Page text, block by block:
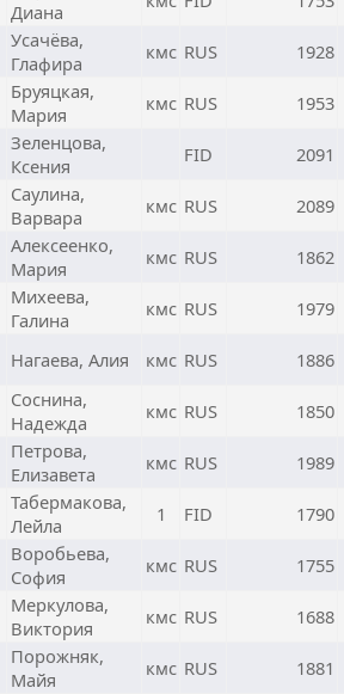
Диана
Усачёва,
Глафира
кмс RUS 1928
Бруяцкая,
Мария
кмс RUS 1953
Зеленцова,
Ксения
FID 2091
Саулина,
Варвара
кмс RUS 2089
Алексеенко,
Мария
кмс RUS 1862
Михеева,
Галина
кмс RUS 1979
Нагаева, Алия кмс RUS 1886
Соснина,
Надежда
кмс RUS 1850
Петрова,
Елизавета
кмс RUS 1989
Табермакова,
Лейла
1 FID 1790
Воробьева,
София
кмс RUS 1755
Меркулова,
Виктория
кмс RUS 1688
Порожняк,
Майя
кмс RUS 1881